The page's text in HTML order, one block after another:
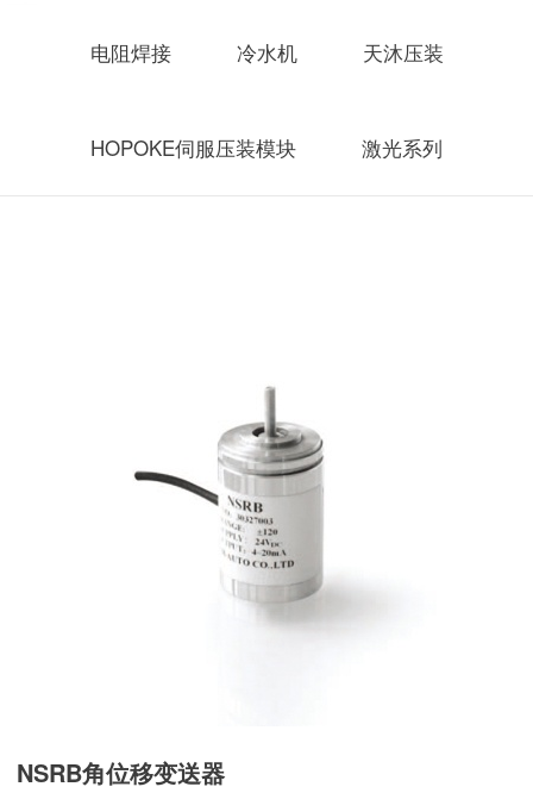
电阻焊接 冷水机 天沐压装
HOPOKE伺服压装模块 激光系列
NSRB角位移变送器